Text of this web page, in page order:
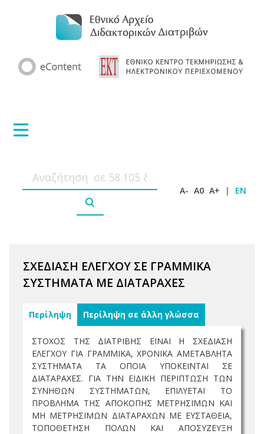
A- A0 A+ | EN
ΣΧΕΔΙΑΣΗ ΕΛΕΓΧΟΥ ΣΕ ΓΡΑΜΜΙΚΑ
ΣΥΣΤΗΜΑΤΑ ΜΕ ΔΙΑΤΑΡΑΧΕΣ
Περίληψη Περίληψη σε άλλη γλώσσα
ΣΤΟΧΟΣ ΤΗΣ ΔΙΑΤΡΙΒΗΣ ΕΙΝΑΙ Η ΣΧΕΔΙΑΣΗ
ΕΛΕΓΧΟΥ ΓΙΑ ΓΡΑΜΜΙΚΑ, ΧΡΟΝΙΚΑ ΑΜΕΤΑΒΛΗΤΑ
ΣΥΣΤΗΜΑΤΑ ΤΑ ΟΠΟΙΑ ΥΠΟΚΕΙΝΤΑΙ ΣΕ
ΔΙΑΤΑΡΑΧΕΣ. ΓΙΑ ΤΗΝ ΕΙΔΙΚΗ ΠΕΡΙΠΤΩΣΗ ΤΩΝ
ΣΥΝΗΘΩΝ ΣΥΣΤΗΜΑΤΩΝ, ΕΠΙΛΥΕΤΑΙ ΤΟ
ΠΡΟΒΛΗΜΑ ΤΗΣ ΑΠΟΚΟΠΗΣ ΜΕΤΡΗΣΙΜΩΝ ΚΑΙ
ΜΗ ΜΕΤΡΗΣΙΜΩΝ ΔΙΑΤΑΡΑΧΩΝ ΜΕ ΕΥΣΤΑΘΕΙΑ,
ΤΟΠΟΘΕΤΗΣΗ ΠΟΛΩΝ ΚΑΙ ΑΠΟΣΥΖΕΥΞΗ